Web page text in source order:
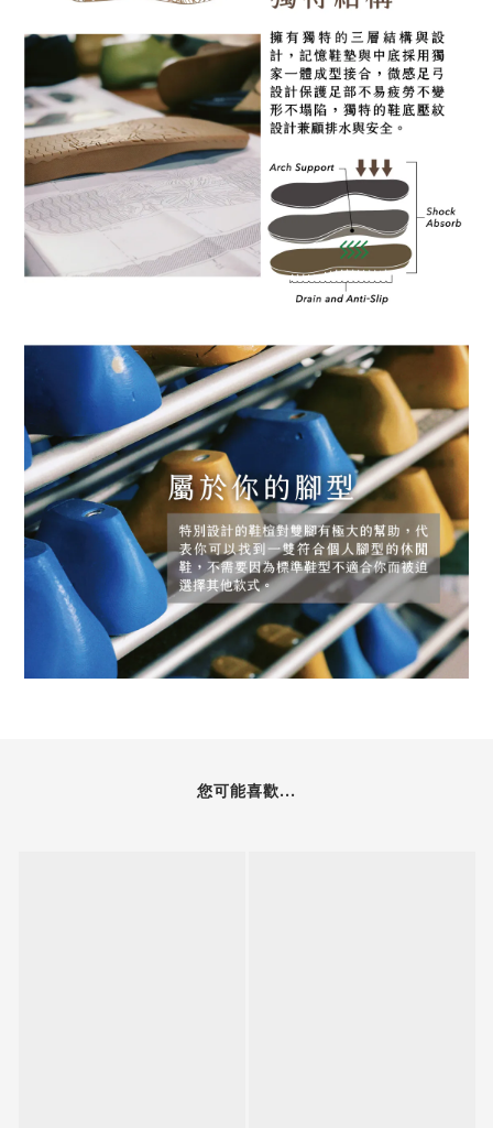
您可能喜歡...